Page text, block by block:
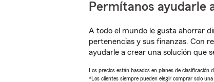
Permítanos ayudarle
A todo el mundo le gusta ahorrar
pertenencias y sus finanzas. Con
ayudarle a crear una solución que
Los precios están basados en planes de clasificación
*Los clientes siempre pueden elegir comprar solo